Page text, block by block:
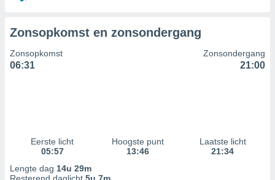
Zonsopkomst en zonsondergang
Zonsopkomst
06:31
Zonsondergang
21:00
Eerste licht
05:57
Hoogste punt
13:46
Laatste licht
21:34
Lengte dag 14u 29m